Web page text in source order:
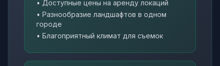
• Доступные цены на аренду локаций
• Разнообразие ландшафтов в одном
городе
• Благоприятный климат для съемок